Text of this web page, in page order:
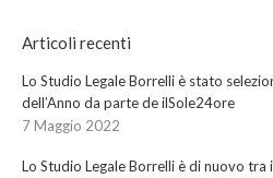
Articoli recenti
Lo Studio Legale Borrelli è stato
dell’Anno da parte de ilSole24ore
7 Maggio 2022
Lo Studio Legale Borrelli è di nuovo